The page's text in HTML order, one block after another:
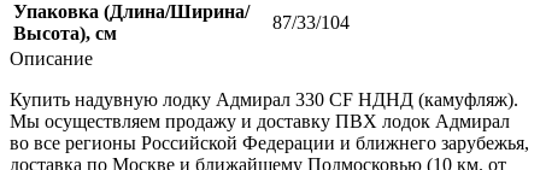
Упаковка (Длина/Ширина/
Высота), см
87/33/104
Описание
Купить надувную лодку Адмирал 330 CF НДНД (камуфляж).
Мы осуществляем продажу и доставку ПВХ лодок Адмирал
во все регионы Российской Федерации и ближнего зарубежья,
доставка по Москве и ближайшему Подмосковью (10 км. от